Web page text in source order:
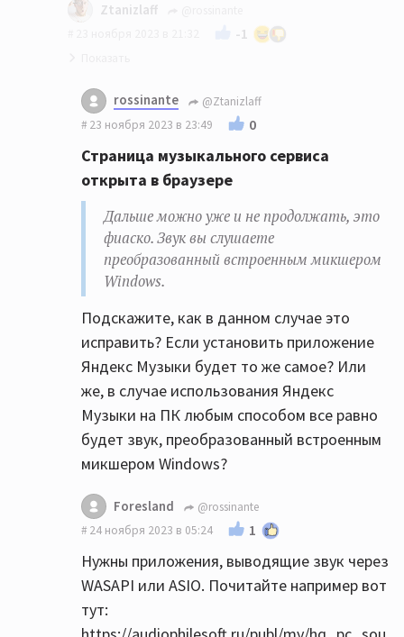
Ztanizlaff
-1
Страница музыкального сервиса открыта
в браузере
фиаско. Звук вы слушаете преобразованный
встроенным микшером Windows.
наче говоря, если так верно сказать,
работает ЦАП усилителя?
Все верно, но он там совсем начальный и
простой, выделите бюджет на цап хотяб
350$, это не так много но прирост будет
заметный.
Вон на Озон скидки пока, дешвле чем на Ali
все.
SMSL DO400 отличный цап еще и усилок для
наушников норм.
https://ozon.ru/t/nBdEBGN
SMSL SU-9 ultra вышел новый, очень хороший
цап, а теперь еще и на AKM наконец-то.
https://ozon.ru/t/nBdEYRe
В случае, когда от карточки идет
оптический кабель до усилка, звук мне
rossinante
@Ztanizlaff
23 ноября 2023 в 23:49
0
Страница музыкального сервиса
открыта в браузере
Дальше можно уже и не продолжать, это
фиаско. Звук вы слушаете
преобразованный встроенным микшером
Windows.
Подскажите, как в данном случае это
исправить? Если установить приложение
Яндекс Музыки будет то же самое? Или
же, в случае использования Яндекс
Музыки на ПК любым способом все равно
будет звук, преобразованный встроенным
микшером Windows?
Foresland
@rossinante
24 ноября 2023 в 05:24
1
Нужны приложения, выводящие звук через
WASAPI или ASIO. Почитайте например вот
тут: